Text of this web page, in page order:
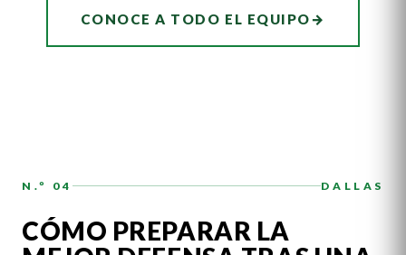
HATCHERCONOCE A TODO EL EQUIPO→
N.º 04 DALLAS
CÓMO PREPARAR LA